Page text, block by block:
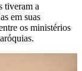
tiveram a
em suas
os ministérios